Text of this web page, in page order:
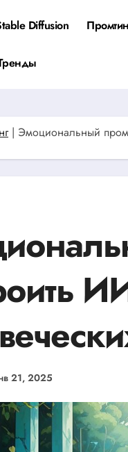
Diffusion
| Эмоциональный
21, 2025